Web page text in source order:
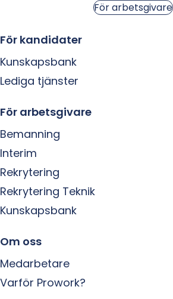
För arbetsgivare
För kandidater
Kunskapsbank
Lediga tjänster
För arbetsgivare
Bemanning
Interim
Rekrytering
Rekrytering Teknik
Kunskapsbank
Om oss
Medarbetare
Varför Prowork?